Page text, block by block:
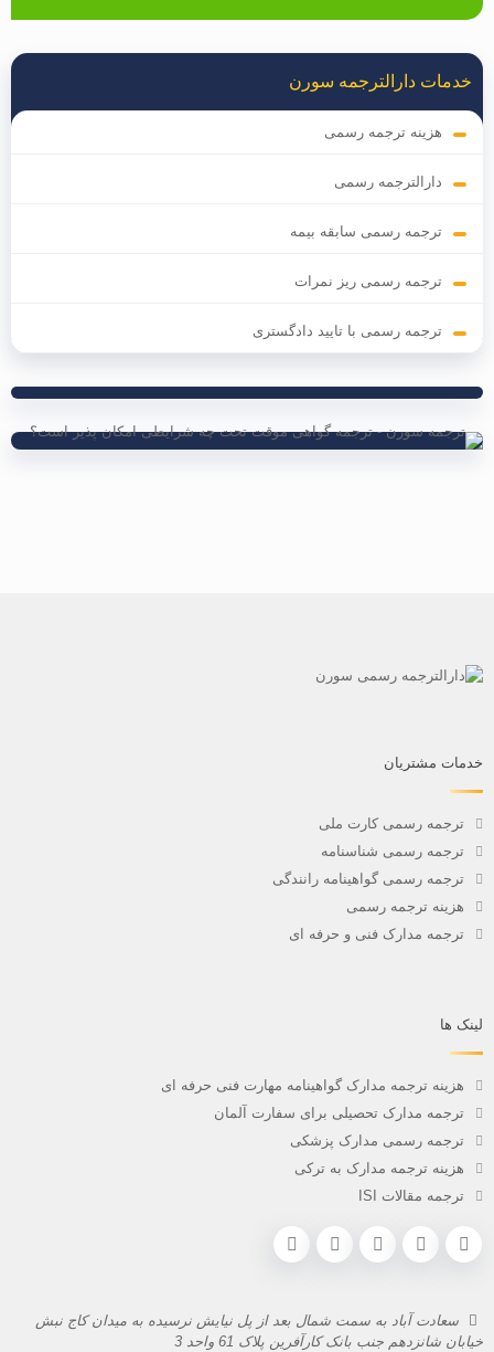
خدمات دارالترجمه سورن
هزینه ترجمه رسمی
دارالترجمه رسمی
ترجمه رسمی سابقه بیمه
ترجمه رسمی ریز نمرات
ترجمه رسمی با تایید دادگستری
خدمات مشتریان
ترجمه رسمی کارت ملی
ترجمه رسمی شناسنامه
ترجمه رسمی گواهینامه رانندگی
هزینه ترجمه رسمی
ترجمه مدارک فنی و حرفه ای
لینک ها
هزینه ترجمه مدارک گواهینامه مهارت فنی حرفه ای
ترجمه مدارک تحصیلی برای سفارت آلمان
ترجمه رسمی مدارک پزشکی
هزینه ترجمه مدارک به ترکی
ترجمه مقالات ISI
سعادت آباد به سمت شمال بعد از پل نیایش نرسیده به میدان کاج نبش
خیابان شانزدهم جنب بانک کارآفرین پلاک 61 واحد 3